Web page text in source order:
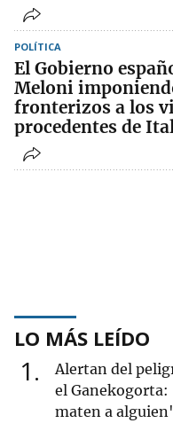
POLÍTICA
El Gobierno
Meloni
fronterizos a los
procedentes de
LO MÁS LEÍDO
1
Alertan del
el Ganekogorta:
maten a